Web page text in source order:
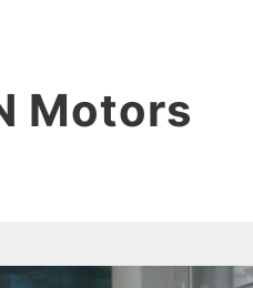
Motors